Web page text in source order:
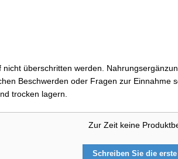
überschritten werden.
Beschwerden oder Fragen zur Einnahme
trocken lagern.
Zur Zeit keine
Schreiben Sie die